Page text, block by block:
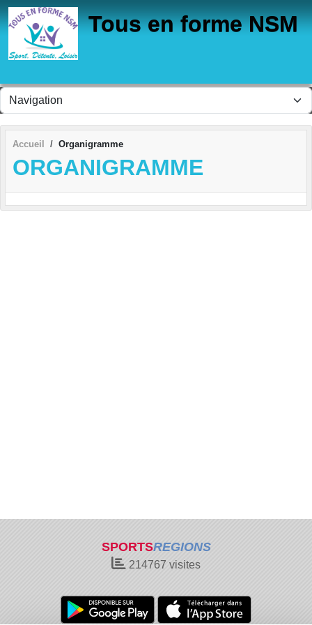
Tous en forme NSM
Accueil Organigramme
ORGANIGRAMME
SPORTSREGIONS
214767 visites
Panneau de gestion des cookies